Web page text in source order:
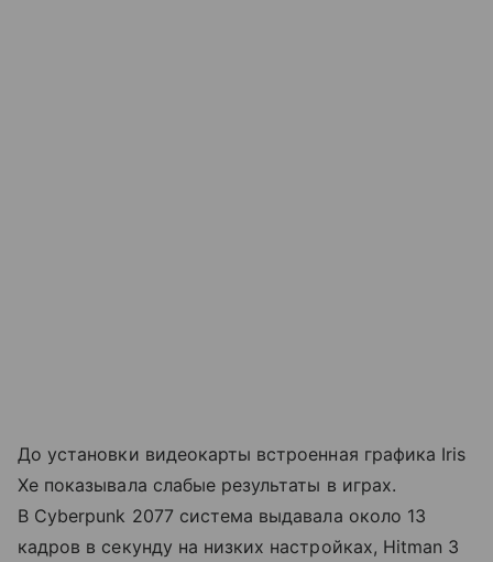
До установки видеокарты встроенная графика Iris
Xe показывала слабые результаты в играх.
В Cyberpunk 2077 система выдавала около 13
кадров в секунду на низких настройках, Hitman 3